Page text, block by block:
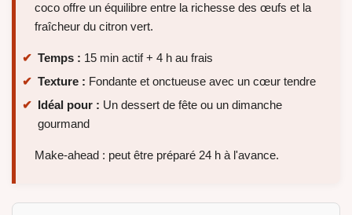
coco offre un équilibre entre la richesse des œufs et la
fraîcheur du citron vert.
Temps : 15 min actif + 4 h au frais
Texture : Fondante et onctueuse avec un cœur tendre
Idéal pour : Un dessert de fête ou un dimanche
gourmand
Make-ahead : peut être préparé 24 h à l'avance.